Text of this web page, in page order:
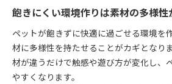
飽きにくい環境を作るための
ペットシッターに伝えたいお
遊びが続くための素材組み合わせ
ペットシッターが教える素材
飽きにくい環境作りは素材の多様性
ペットが飽きずに快適に過ごせる環境を
材に多様性を持たせることがカギとなり
材が違うだけで触感や遊び方が変化し、
やすくなります。